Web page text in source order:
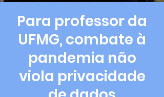
Para professor da
UFMG, combate à
pandemia não
viola privacidade